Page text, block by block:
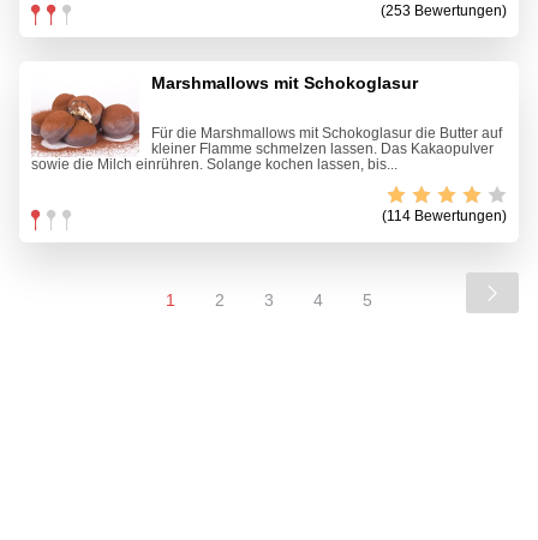
(253 Bewertungen)
Marshmallows mit Schokoglasur
Für die Marshmallows mit Schokoglasur die Butter auf
kleiner Flamme schmelzen lassen. Das Kakaopulver
sowie die Milch einrühren. Solange kochen lassen, bis...
(114 Bewertungen)
1 2 3 4 5